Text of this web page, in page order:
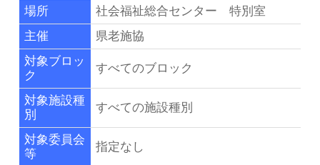
場所
社会福祉総合センター 特別室
主催
県老施協
対象ブロッ
ク
すべてのブロック
対象施設種
別
すべての施設種別
対象委員会
等
指定なし
お知らせ一覧
リンク集
群馬県老施協について
施設のご利用案内